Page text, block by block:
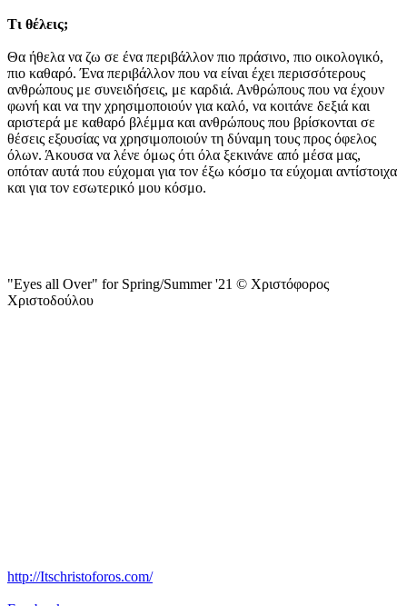
Τι θέλεις;
Θα ήθελα να ζω σε ένα περιβάλλον πιο πράσινο, πιο οικολογικό,
πιο καθαρό. Ένα περιβάλλον που να είναι έχει περισσότερους
ανθρώπους με συνειδήσεις, με καρδιά. Ανθρώπους που να έχουν
φωνή και να την χρησιμοποιούν για καλό, να κοιτάνε δεξιά και
αριστερά με καθαρό βλέμμα και ανθρώπους που βρίσκονται σε
θέσεις εξουσίας να χρησιμοποιούν τη δύναμη τους προς όφελος
όλων. Άκουσα να λένε όμως ότι όλα ξεκινάνε από μέσα μας,
οπόταν αυτά που εύχομαι για τον έξω κόσμο τα εύχομαι αντίστοιχα
και για τον εσωτερικό μου κόσμο.
"Eyes all Over" for Spring/Summer '21 © Χριστόφορος
Χριστοδούλου
http://Itschristoforos.com/